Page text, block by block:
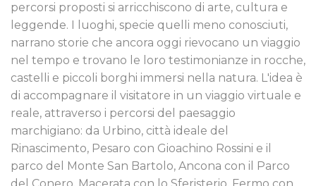
percorsi proposti si arricchiscono di arte, cultura e
leggende. I luoghi, specie quelli meno conosciuti,
narrano storie che ancora oggi rievocano un viaggio
nel tempo e trovano le loro testimonianze in rocche,
castelli e piccoli borghi immersi nella natura. L'idea è
di accompagnare il visitatore in un viaggio virtuale e
reale, attraverso i percorsi del paesaggio
marchigiano: da Urbino, città ideale del
Rinascimento, Pesaro con Gioachino Rossini e il
parco del Monte San Bartolo, Ancona con il Parco